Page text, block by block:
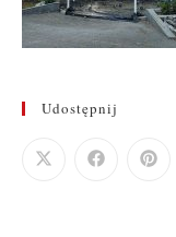
Udostępnij